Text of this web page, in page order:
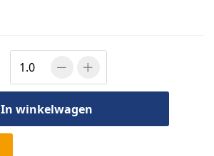
In winkelwagen